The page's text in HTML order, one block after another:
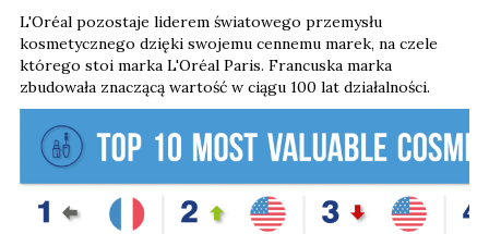
L'Oréal pozostaje liderem światowego przemysłu
kosmetycznego dzięki swojemu cennemu marek, na czele
którego stoi marka L'Oréal Paris. Francuska marka
zbudowała znaczącą wartość w ciągu 100 lat działalności.